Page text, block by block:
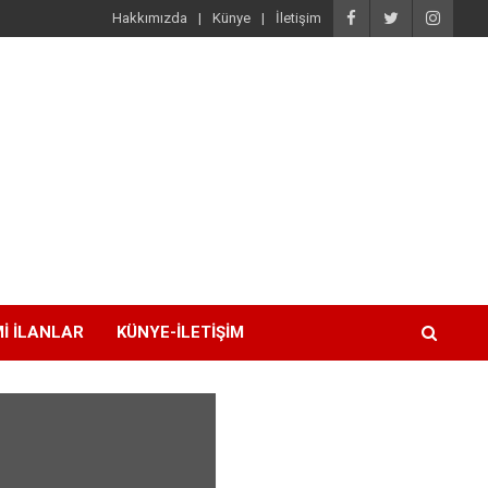
Hakkımızda Künye İletişim
İLANLAR KÜNYE-İLETIŞIM